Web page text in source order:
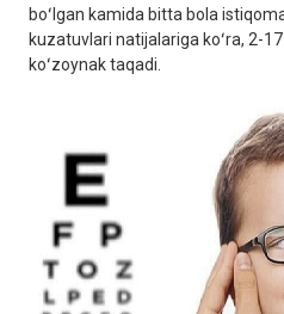
boʻlgan kamida bitta bola
kuzatuvlari natijalariga koʻra, 2-
koʻzoynak taqadi.